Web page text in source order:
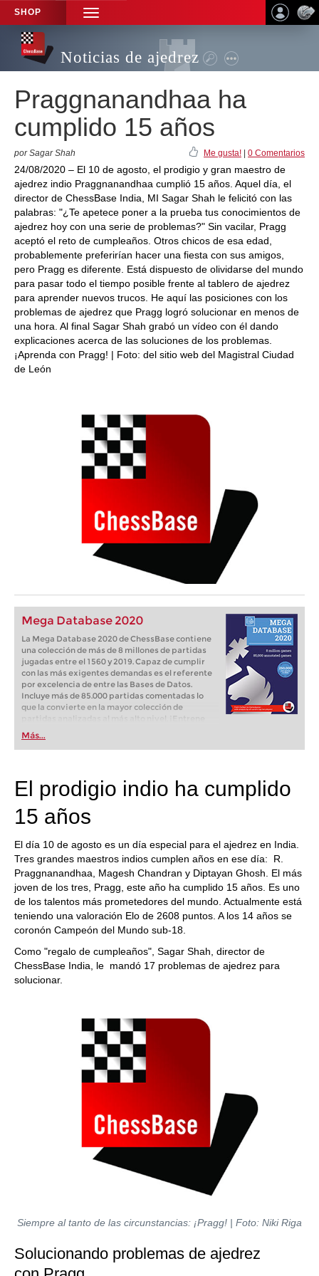
SHOP
TOGGLE
NAVIGATION
Noticias de ajedrez
Praggnanandhaa ha
cumplido 15 años
por Sagar Shah Me gusta! 0 Comentarios
24/08/2020 – El 10 de agosto, el prodigio y gran maestro de
ajedrez indio Praggnanandhaa cumplió 15 años. Aquel día, el
director de ChessBase India, MI Sagar Shah le felicitó con las
palabras: "¿Te apetece poner a la prueba tus conocimientos de
ajedrez hoy con una serie de problemas?" Sin vacilar, Pragg
aceptó el reto de cumpleaños. Otros chicos de esa edad,
probablemente preferirían hacer una fiesta con sus amigos,
pero Pragg es diferente. Está dispuesto de olividarse del mundo
para pasar todo el tiempo posible frente al tablero de ajedrez
para aprender nuevos trucos. He aquí las posiciones con los
problemas de ajedrez que Pragg logró solucionar en menos de
una hora. Al final Sagar Shah grabó un vídeo con él dando
explicaciones acerca de las soluciones de los problemas.
¡Aprenda con Pragg! | Foto: del sitio web del Magistral Ciudad
de León
Mega Database 2020
La Mega Database 2020 de ChessBase contiene
una colección de más de 8 millones de partidas
jugadas entre el 1560 y 2019. Capaz de cumplir
con las más exigentes demandas es el referente
por excelencia de entre las Bases de Datos.
Incluye más de 85.000 partidas comentadas lo
que la convierte en la mayor colección de
como los profesionales! Y gracias a la Mega
Database 2020 de ChessBase prepárese con el
mejor material para la próxima partida. Aprenda
repertorio, etc.
Más...
El prodigio indio ha cumplido
15 años
El día 10 de agosto es un día especial para el ajedrez en India.
Tres grandes maestros indios cumplen años en ese día: R.
Praggnanandhaa, Magesh Chandran y Diptayan Ghosh. El más
joven de los tres, Pragg, este año ha cumplido 15 años. Es uno
de los talentos más prometedores del mundo. Actualmente está
teniendo una valoración Elo de 2608 puntos. A los 14 años se
coronón Campeón del Mundo sub-18.
Como "regalo de cumpleaños", Sagar Shah, director de
ChessBase India, le mandó 17 problemas de ajedrez para
solucionar.
Siempre al tanto de las circunstancias: ¡Pragg! | Foto: Niki Riga
Solucionando problemas de ajedrez